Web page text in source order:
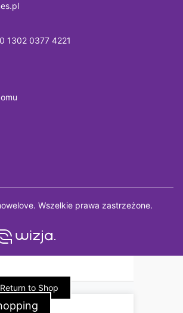
1302 0377 4221
Wszelkie prawa zastrzeżone.
Return to Shop